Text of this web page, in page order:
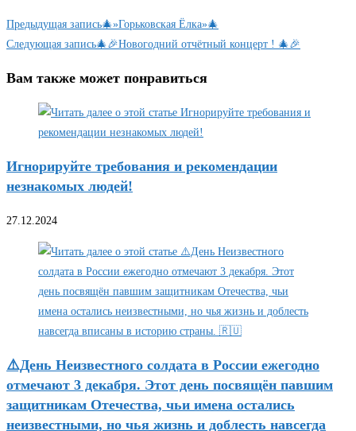
Предыдущая запись🎄»Горьковская Ёлка»🎄
Следующая запись🎄🎉Новогодний отчётный концерт ! 🎄🎉
Вам также может понравиться
Игнорируйте требования и рекомендации
незнакомых людей!
27.12.2024
⚠️День Неизвестного солдата в России ежегодно
отмечают 3 декабря. Этот день посвящён павшим
защитникам Отечества, чьи имена остались
неизвестными, но чья жизнь и доблесть навсегда